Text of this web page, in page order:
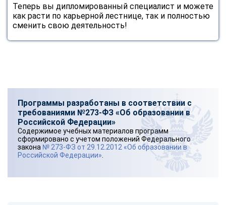
Теперь вы дипломированный специалист и можете
как расти по карьерной лестнице, так и полностью
сменить свою деятельность!
Программы разработаны в соответствии с
требованиями №273-ФЗ «Об образовании в
Российской Федерации»
Содержимое учебных материалов программ
сформировано с учетом положений Федерального
закона № 273-ФЗ от 29.12.2012 «Об образовании в
Российской Федерации»